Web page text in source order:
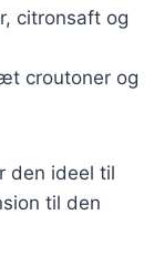
citronsaft og
croutoner og
den ideel til
til den